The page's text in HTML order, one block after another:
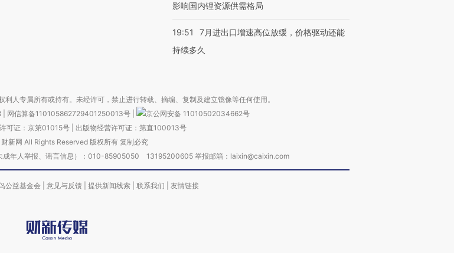
影响国内锂资源供需格局
19:51
7月进出口增速高位放缓，价格驱动还能
持续多久
人专属所有或持有。未经许可，禁止进行转载、摘编、复制及建立镜像等任何使用。
网信算备110105862729401250013号
京公网安备 11010502034662号
可证：京第01015号| 出版物经营许可证：第直100013号
新网 All Rights Reserved 版权所有 复制必究
成年人举报、谣言信息）：010-85905050 13195200605 举报邮箱：laixin@caixin.com
公益基金会 意见与反馈 提供新闻线索 联系我们 友情链接